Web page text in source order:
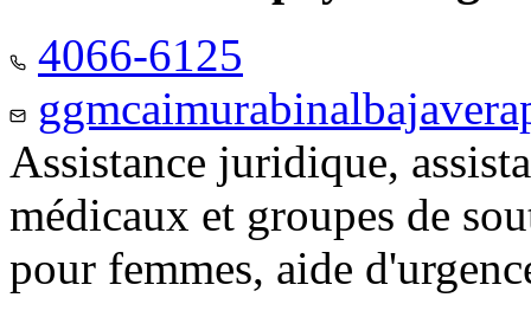
4066-6125
Assistance juridique,
médicaux et groupes de
pour femmes, aide